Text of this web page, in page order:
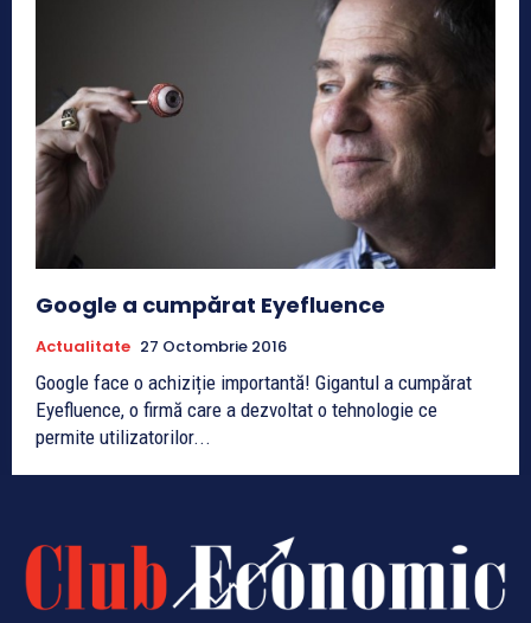
Google a cumpărat Eyefluence
Actualitate 27 Octombrie 2016
Google face o achiziție importantă! Gigantul a cumpărat
Eyefluence, o firmă care a dezvoltat o tehnologie ce
permite utilizatorilor...